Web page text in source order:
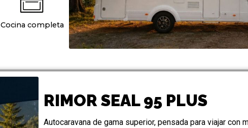
Cocina completa
RIMOR SEAL 95 PLUS
Autocaravana de gama superior, pensada para viajar con